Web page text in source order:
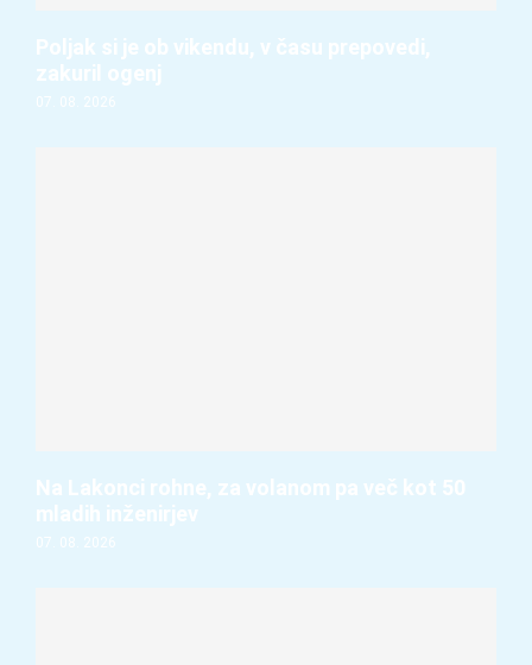
Poljak si je ob vikendu, v času prepovedi,
zakuril ogenj
07. 08. 2026
Na Lakonci rohne, za volanom pa več kot 50
mladih inženirjev
07. 08. 2026